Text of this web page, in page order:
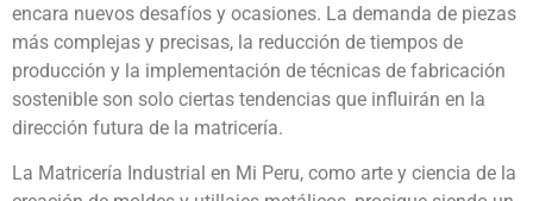
encara nuevos desafíos y ocasiones. La demanda de piezas
más complejas y precisas, la reducción de tiempos de
producción y la implementación de técnicas de fabricación
sostenible son solo ciertas tendencias que influirán en la
dirección futura de la matricería.
La Matricería Industrial en Mi Peru, como arte y ciencia de la